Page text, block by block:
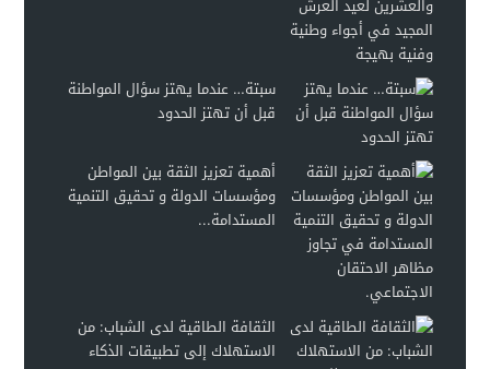
سبتة… عندما يهتز سؤال المواطنة
قبل أن تهتز الحدود
أهمية تعزيز الثقة بين المواطن
ومؤسسات الدولة و تحقيق التنمية
المستدامة...
الثقافة الطاقية لدى الشباب: من
الاستهلاك إلى تطبيقات الذكاء